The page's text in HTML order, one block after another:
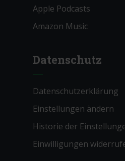
Apple Podcasts
Amazon Music
Datenschutz
Datenschutzerklärung
Einstellungen ändern
Historie der
Einwilligungen